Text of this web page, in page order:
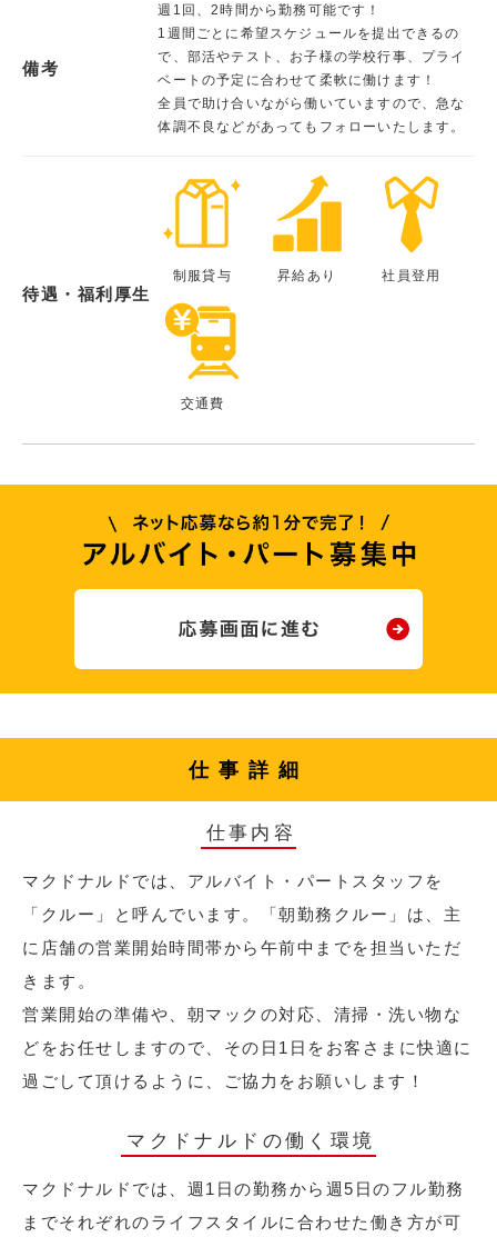
備考
週1回、2時間から勤務可能です！
1週間ごとに希望スケジュールを提出できるの
で、部活やテスト、お子様の学校行事、プライ
ベートの予定に合わせて柔軟に働けます！
全員で助け合いながら働いていますので、急な
体調不良などがあってもフォローいたします。
待遇・福利厚生
制服貸与 昇給あり 社員登用
交通費
仕事詳細
仕事内容
マクドナルドでは、アルバイト・パートスタッフを
「クルー」と呼んでいます。「朝勤務クルー」は、主
に店舗の営業開始時間帯から午前中までを担当いただ
きます。
営業開始の準備や、朝マックの対応、清掃・洗い物な
どをお任せしますので、その日1日をお客さまに快適に
過ごして頂けるように、ご協力をお願いします！
マクドナルドの働く環境
マクドナルドでは、週1日の勤務から週5日のフル勤務
までそれぞれのライフスタイルに合わせた働き方が可